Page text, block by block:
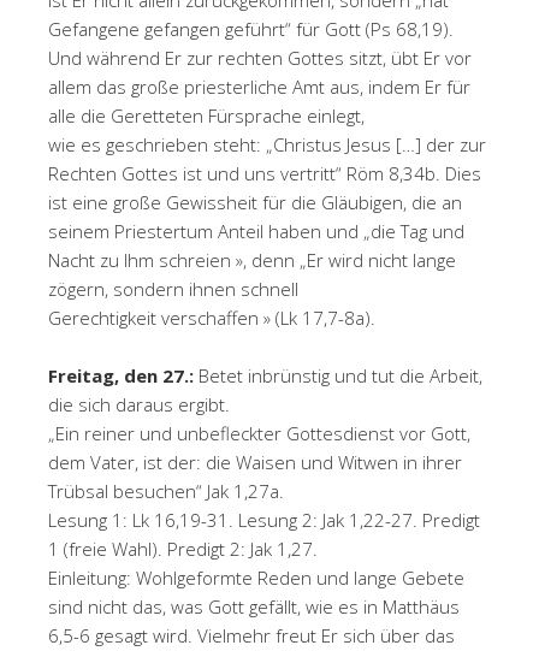
Gefangene gefangen geführt“ für Gott (Ps 68,19).
Und während Er zur rechten Gottes sitzt, übt Er vor
allem das große priesterliche Amt aus, indem Er für
alle die Geretteten Fürsprache einlegt,
wie es geschrieben steht: „Christus Jesus […] der zur
Rechten Gottes ist und uns vertritt“ Röm 8,34b. Dies
ist eine große Gewissheit für die Gläubigen, die an
seinem Priestertum Anteil haben und „die Tag und
Nacht zu Ihm schreien », denn „Er wird nicht lange
zögern, sondern ihnen schnell
Gerechtigkeit verschaffen » (Lk 17,7-8a).
Freitag, den 27.: Betet inbrünstig und tut die Arbeit,
die sich daraus ergibt.
„Ein reiner und unbefleckter Gottesdienst vor Gott,
dem Vater, ist der: die Waisen und Witwen in ihrer
Trübsal besuchen“ Jak 1,27a.
Lesung 1: Lk 16,19-31. Lesung 2: Jak 1,22-27. Predigt
1 (freie Wahl). Predigt 2: Jak 1,27.
Einleitung: Wohlgeformte Reden und lange Gebete
sind nicht das, was Gott gefällt, wie es in Matthäus
6,5-6 gesagt wird. Vielmehr freut Er sich über das